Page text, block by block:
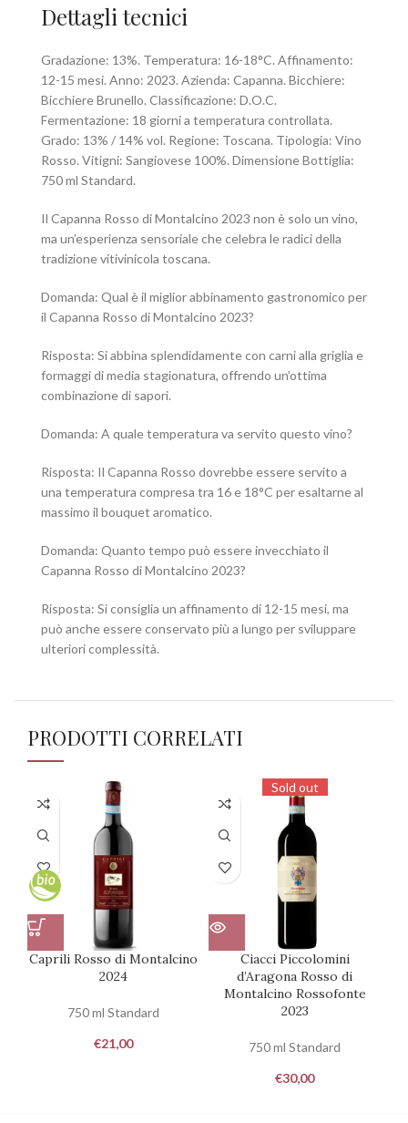
Dettagli tecnici
Gradazione: 13%. Temperatura: 16-18°C. Affinamento:
12-15 mesi. Anno: 2023. Azienda: Capanna. Bicchiere:
Bicchiere Brunello. Classificazione: D.O.C.
Fermentazione: 18 giorni a temperatura controllata.
Grado: 13% / 14% vol. Regione: Toscana. Tipologia: Vino
Rosso. Vitigni: Sangiovese 100%. Dimensione Bottiglia:
750 ml Standard.
Il Capanna Rosso di Montalcino 2023 non è solo un vino,
ma un’esperienza sensoriale che celebra le radici della
tradizione vitivinicola toscana.
Domanda: Qual è il miglior abbinamento gastronomico per
il Capanna Rosso di Montalcino 2023?
Risposta: Si abbina splendidamente con carni alla griglia e
formaggi di media stagionatura, offrendo un’ottima
combinazione di sapori.
Domanda: A quale temperatura va servito questo vino?
Risposta: Il Capanna Rosso dovrebbe essere servito a
una temperatura compresa tra 16 e 18°C per esaltarne al
massimo il bouquet aromatico.
Domanda: Quanto tempo può essere invecchiato il
Capanna Rosso di Montalcino 2023?
Risposta: Si consiglia un affinamento di 12-15 mesi, ma
può anche essere conservato più a lungo per sviluppare
ulteriori complessità.
PRODOTTI CORRELATI
Caprili Rosso di Montalcino
2024
750 ml Standard
€21,00
Sold out
Ciacci Piccolomini
d’Aragona Rosso di
Montalcino Rossofonte
2023
750 ml Standard
€30,00